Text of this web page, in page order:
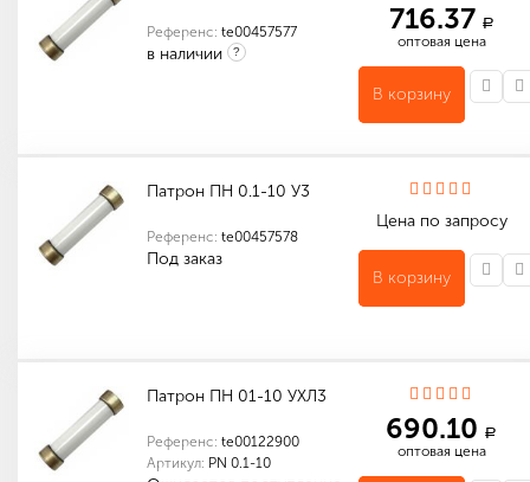
Референс: te00457577
в наличии ?
716.37 a
оптовая цена
В корзину
Патрон ПН 0.1-10 У3
Референс: te00457578
Под заказ
Цена по запросу
В корзину
Патрон ПН 01-10 УХЛ3
Референс: te00122900
Артикул: PN 0.1-10
690.10 a
оптовая цена